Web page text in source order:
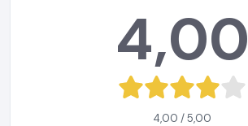
4,00
4,00 / 5,00